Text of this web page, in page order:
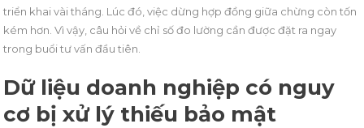
triển khai vài tháng. Lúc đó, việc dừng hợp đồng giữa chừng còn tốn
kém hơn. Vì vậy, câu hỏi về chỉ số đo lường cần được đặt ra ngay
trong buổi tư vấn đầu tiên.
Dữ liệu doanh nghiệp có nguy
cơ bị xử lý thiếu bảo mật